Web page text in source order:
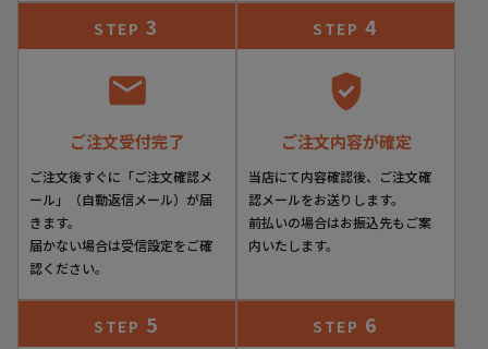
STEP 3
ご注文受付完了
ご注文後すぐに「ご注文確認メ
ール」（自動返信メール）が届
きます。
届かない場合は受信設定をご確
認ください。
STEP 4
ご注文内容が確定
当店にて内容確認後、ご注文確
認メールをお送りします。
前払いの場合はお振込先もご案
内いたします。
STEP 5 STEP 6